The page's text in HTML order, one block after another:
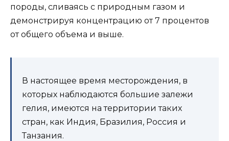
породы, сливаясь с природным газом и
демонстрируя концентрацию от 7 процентов
от общего объема и выше.
В настоящее время месторождения, в
которых наблюдаются большие залежи
гелия, имеются на территории таких
стран, как Индия, Бразилия, Россия и
Танзания.